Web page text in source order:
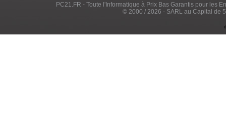
PC21.FR - Toute l'Informatique à Prix Bas Garantis pour les
© 2000 / 2026 - SARL au Capital de